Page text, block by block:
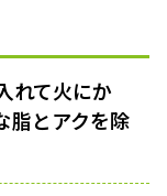
れて火にか
脂とアクを除